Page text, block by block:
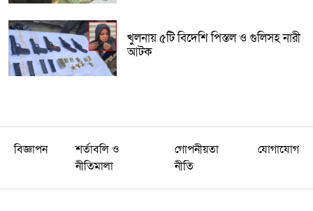
খুলনায় ৫টি বিদেশি পিস্তল ও গুলিসহ নারী
আটক
বিজ্ঞাপন
শর্তাবলি ও
নীতিমালা
গোপনীয়তা
নীতি
যোগাযোগ